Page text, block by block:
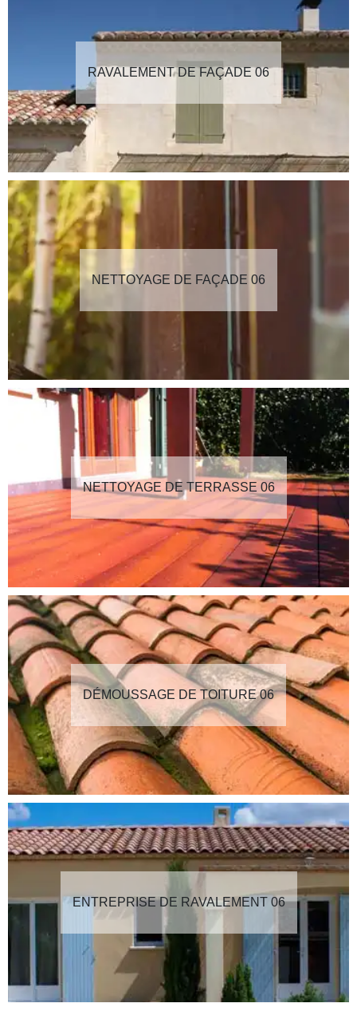
RAVALEMENT DE FAÇADE 06
NETTOYAGE DE FAÇADE 06
NETTOYAGE DE TERRASSE 06
DÉMOUSSAGE DE TOITURE 06
ENTREPRISE DE RAVALEMENT 06